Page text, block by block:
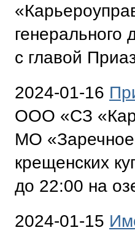
генерального
с главой
2024-01-16
ООО «СЗ
МО «Заречное
крещенских
до 22:00 на
2024-01-15